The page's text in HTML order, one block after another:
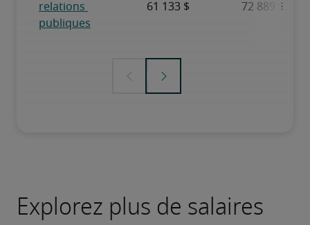
Explorez plus de salaires